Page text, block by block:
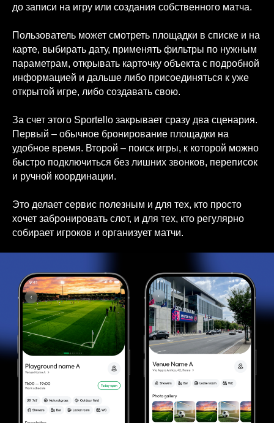
до записи на игру или создания собственного матча.
Пользователь может смотреть площадки в списке и на
карте, выбирать дату, применять фильтры по нужным
параметрам, открывать карточку объекта с подробной
информацией и дальше либо присоединяться к уже
открытой игре, либо создавать свою.
За счет этого Sportello закрывает сразу два сценария.
Первый – обычное бронирование площадки на
удобное время. Второй – поиск игры, к которой можно
быстро подключиться без лишних звонков, переписок
и ручной координации.
Это делает сервис полезным и для тех, кто просто
хочет забронировать слот, и для тех, кто регулярно
собирает игроков и организует матчи.